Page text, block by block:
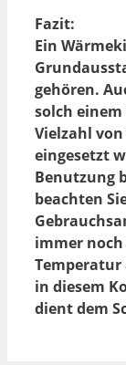
Fazit:
Ein
gehören.
solch
Vielzahl
eingesetzt
Benutzung
beachten
immer
in diesem
dient dem